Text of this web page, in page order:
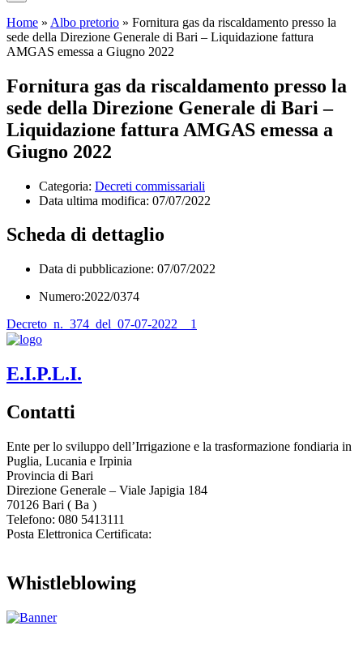
Home » Albo pretorio » Fornitura gas da riscaldamento presso la
sede della Direzione Generale di Bari – Liquidazione fattura
AMGAS emessa a Giugno 2022
Fornitura gas da riscaldamento presso la
sede della Direzione Generale di Bari –
Liquidazione fattura AMGAS emessa a
Giugno 2022
Categoria: Decreti commissariali
Data ultima modifica: 07/07/2022
Scheda di dettaglio
Data di pubblicazione: 07/07/2022
Numero:2022/0374
Decreto_n._374_del_07-07-2022__1
E.I.P.L.I.
Contatti
Ente per lo sviluppo dell’Irrigazione e la trasformazione fondiaria in
Puglia, Lucania e Irpinia
Provincia di Bari
Direzione Generale – Viale Japigia 184
70126 Bari ( Ba )
Telefono: 080 5413111
Posta Elettronica Certificata:
Whistleblowing